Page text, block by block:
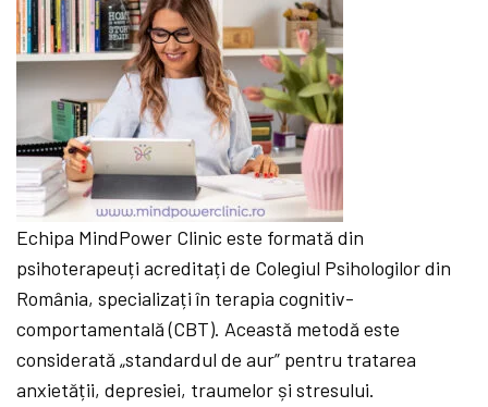
Echipa MindPower Clinic este formată din
psihoterapeuți acreditați de Colegiul Psihologilor din
România, specializați în terapia cognitiv-
comportamentală (CBT). Această metodă este
considerată „standardul de aur” pentru tratarea
anxietății, depresiei, traumelor și stresului.